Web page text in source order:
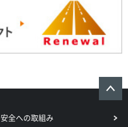
安全への取組み